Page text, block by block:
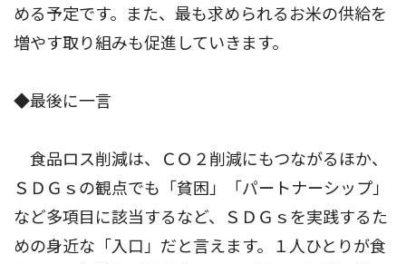
める予定です。また、最も求められるお米の供給を
増やす取り組みも促進していきます。
◆最後に一言
食品ロス削減は、ＣＯ２削減にもつながるほか、
ＳＤＧｓの観点でも「貧困」「パートナーシップ」
など多項目に該当するなど、ＳＤＧｓを実践するた
めの身近な「入口」だと言えます。１人ひとりが食